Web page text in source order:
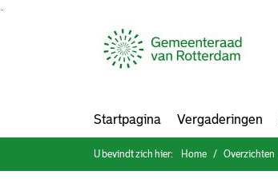
Startpagina Vergaderingen
U bevindt zich hier: Home Overzichten